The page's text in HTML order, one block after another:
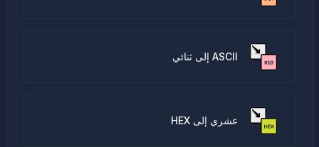
ASCII إلى ثنائي
عشري إلى HEX